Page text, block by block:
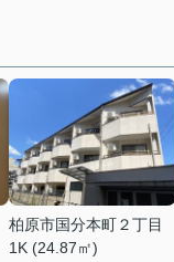
柏原市国分本町２丁目
1K (24.87㎡)